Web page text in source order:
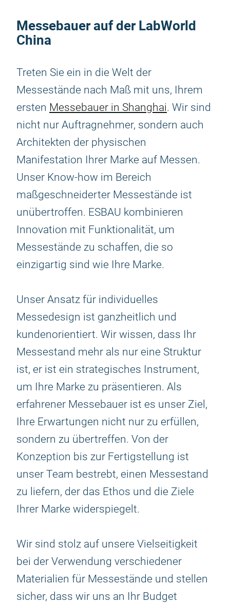
Messebauer auf der LabWorld
China
Treten Sie ein in die Welt der
Messestände nach Maß mit uns, Ihrem
ersten Messebauer in Shanghai. Wir sind
nicht nur Auftragnehmer, sondern auch
Architekten der physischen
Manifestation Ihrer Marke auf Messen.
Unser Know-how im Bereich
maßgeschneiderter Messestände ist
unübertroffen. ESBAU kombinieren
Innovation mit Funktionalität, um
Messestände zu schaffen, die so
einzigartig sind wie Ihre Marke.
Unser Ansatz für individuelles
Messedesign ist ganzheitlich und
kundenorientiert. Wir wissen, dass Ihr
Messestand mehr als nur eine Struktur
ist, er ist ein strategisches Instrument,
um Ihre Marke zu präsentieren. Als
erfahrener Messebauer ist es unser Ziel,
Ihre Erwartungen nicht nur zu erfüllen,
sondern zu übertreffen. Von der
Konzeption bis zur Fertigstellung ist
unser Team bestrebt, einen Messestand
zu liefern, der das Ethos und die Ziele
Ihrer Marke widerspiegelt.
Wir sind stolz auf unsere Vielseitigkeit
bei der Verwendung verschiedener
Materialien für Messestände und stellen
sicher, dass wir uns an Ihr Budget